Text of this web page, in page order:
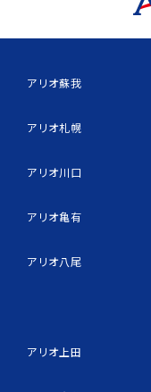
アリオ蘇我
アリオ札幌
アリオ川口
アリオ亀有
アリオ八尾
アリオ上田